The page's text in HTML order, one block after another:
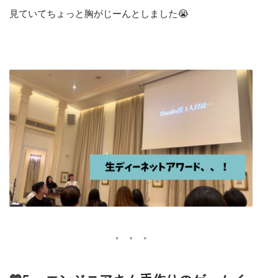
見ていてちょっと胸がじーんとしました😭